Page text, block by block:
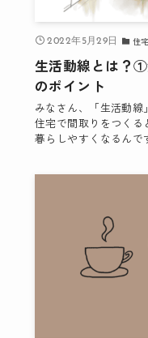
生活動線とは？
のポイント
みなさん、「生活動
住宅で間取りをつくる
暮らしやすくなるんで
2022年5月29日 住